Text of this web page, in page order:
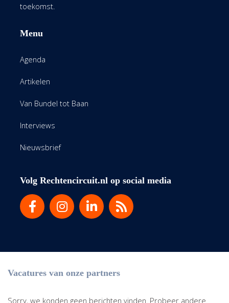
toekomst.
Menu
Agenda
Artikelen
Van Bundel tot Baan
Interviews
Nieuwsbrief
Volg Rechtencircuit.nl op social media
Vacatures van onze partners
Sorry, we konden geen berichten vinden. Probeer andere